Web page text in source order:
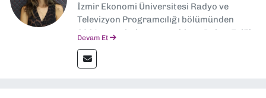
İzmir Ekonomi Üniversitesi Radyo ve
Televizyon Programcılığı bölümünden
2024 senesinde mezun oldum. Dokuz Eylül
editörlük görevini de üstleniyorum.
Devam Et